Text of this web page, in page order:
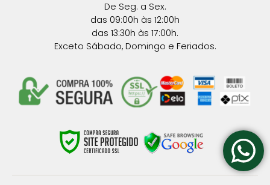
De Seg. a Sex.
das 09:00h às 12:00h
das 13:30h às 17:00h.
Exceto Sábado, Domingo e Feriados.